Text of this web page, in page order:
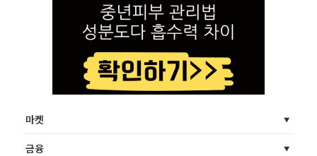
마켓
금융